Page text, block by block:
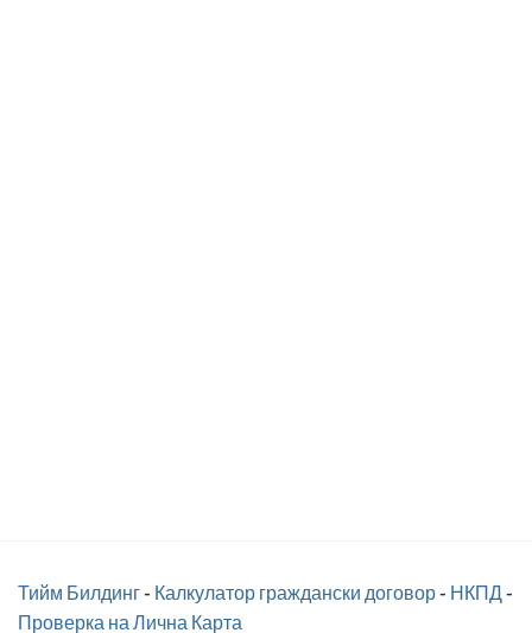
Тийм Билдинг- Калкулатор граждански договор- НКПД-
Проверка на Лична Карта